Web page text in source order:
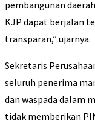
pembangunan
KJP dapat berjalan
transparan,” ujarnya.
Sekretaris
seluruh penerima
dan waspada dalam
tidak memberikan